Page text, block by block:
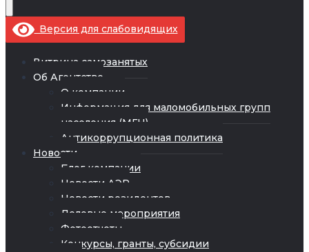
Версия для слабовидящих
Витрина самозанятых
Об Агентстве
О компании
Информация для маломобильных групп
населения (МГН)
Антикоррупционная политика
Новости
Блог компании
Новости АЭР
Новости резидентов
Деловые мероприятия
Фотоотчеты
Конкурсы, гранты, субсидии